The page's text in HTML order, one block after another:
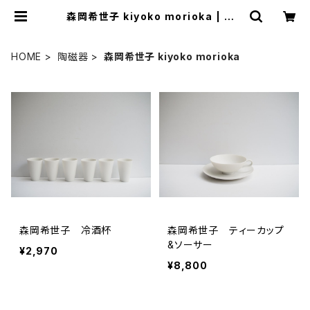
森岡希世子 kiyoko morioka | うつ
HOME
陶磁器 森岡希世子 kiyoko morioka
森岡希世子 冷酒杯
¥2,970
森岡希世子 ティーカップ
&ソーサー
¥8,800